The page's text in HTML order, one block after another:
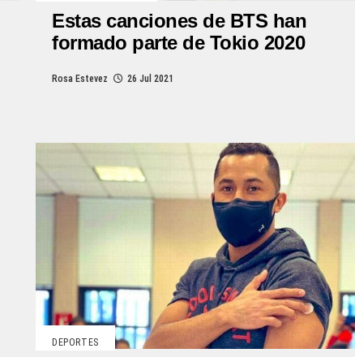
Estas canciones de BTS han
formado parte de Tokio 2020
Rosa Estevez 26 Jul 2021
DEPORTES